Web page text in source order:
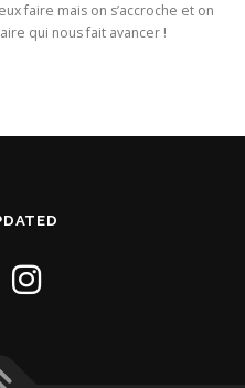
faire mais on s’accroche et on
qui nous fait avancer !